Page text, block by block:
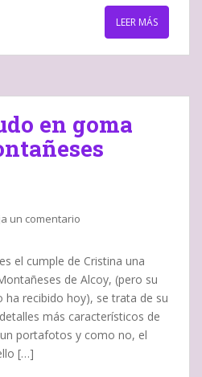
LEER MÁS
en goma
un comentario
el cumple de Cristina una
de Alcoy, (pero su
recibido hoy), se trata de su
más característicos de
portafotos y como no, el
[…]